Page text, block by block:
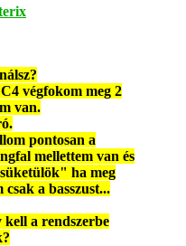
végfokom meg 2
van.
pontosan a
mellettem van és
ha meg
a basszust...
a rendszerbe